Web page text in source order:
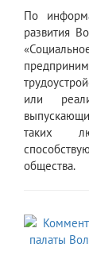
​По
развития
или
таких
общества.